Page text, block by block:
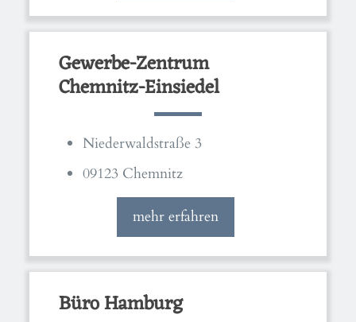
Gewerbe-Zentrum
Chemnitz-Einsiedel
Niederwaldstraße 3
09123 Chemnitz
mehr erfahren
Büro Hamburg